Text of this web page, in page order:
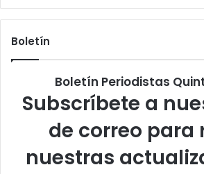
Boletín
Boletín Periodistas
Subscríbete a
de correo para
nuestras